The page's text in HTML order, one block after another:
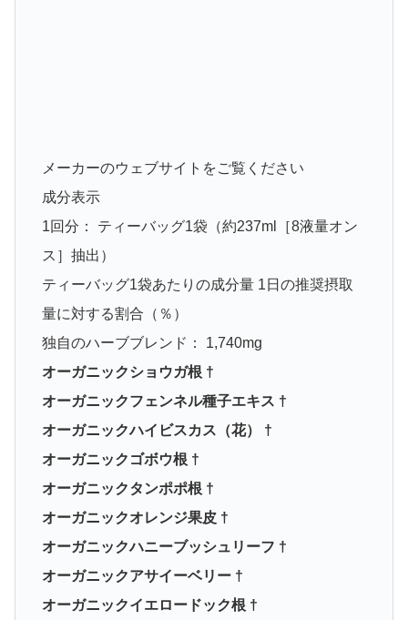
メーカーのウェブサイトをご覧ください
成分表示
1回分： ティーバッグ1袋（約237ml［8液量オン
ス］抽出）
ティーバッグ1袋あたりの成分量 1日の推奨摂取
量に対する割合（％）
独自のハーブブレンド： 1,740mg
オーガニックショウガ根 †
オーガニックフェンネル種子エキス †
オーガニックハイビスカス（花） †
オーガニックゴボウ根 †
オーガニックタンポポ根 †
オーガニックオレンジ果皮 †
オーガニックハニーブッシュリーフ †
オーガニックアサイーベリー †
オーガニックイエロードック根 †